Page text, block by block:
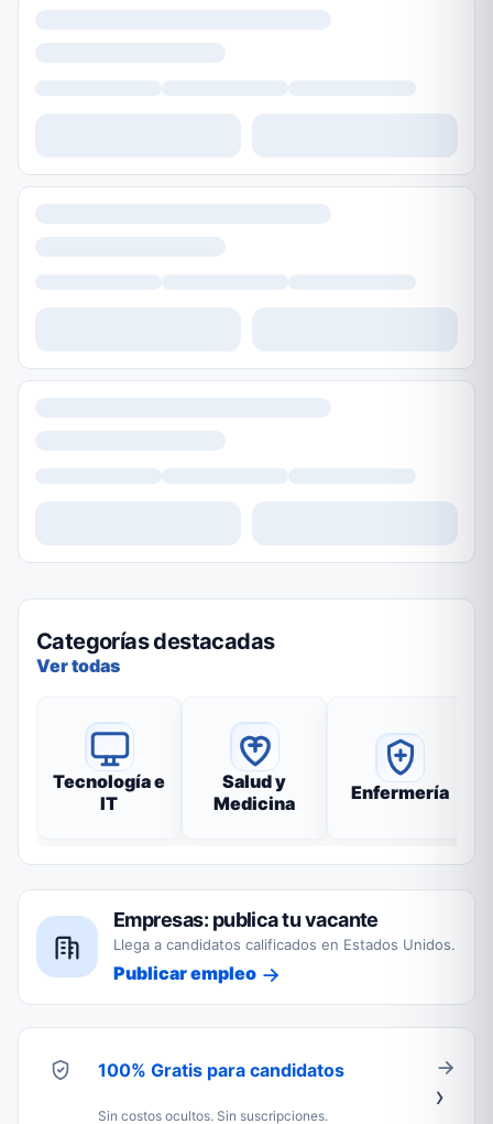
Categorías destacadas
Ver todas
Tecnología e
IT
Salud y
Medicina
Enfermería
Empresas: publica tu vacante
Llega a candidatos calificados en Estados Unidos.
Publicar empleo
100% Gratis para candidatos
Sin costos ocultos. Sin suscripciones.